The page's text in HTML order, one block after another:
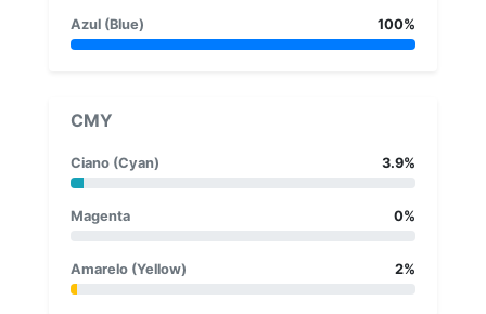
Azul (Blue) 100%
CMY
Ciano (Cyan) 3.9%
Magenta 0%
Amarelo (Yellow) 2%